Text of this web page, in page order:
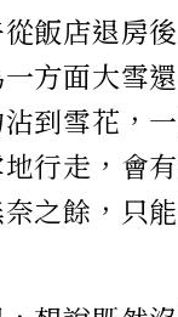
飯店退房
方面大雪
沾到雪花，
行走，會
之餘，只